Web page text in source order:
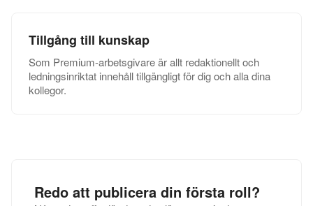
Tillgång till kunskap
Som Premium-arbetsgivare är allt redaktionellt och
ledningsinriktat innehåll tillgängligt för dig och alla dina
kollegor.
Redo att publicera din första roll?